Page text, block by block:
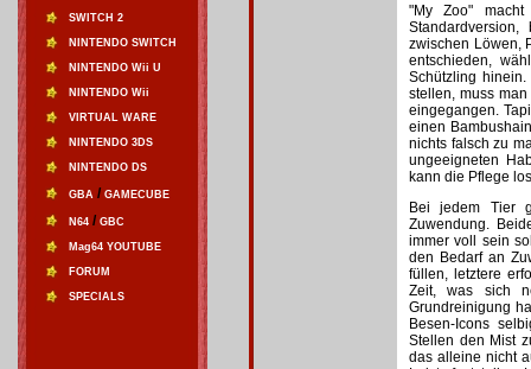
SWITCH 2
NINTENDO SWITCH
NINTENDO Wii U
NINTENDO Wii
VIRTUAL WARE
NINTENDO 3DS
NINTENDO DS
GBA / GAMECUBE
N64 / GBC
Mag64 YOUTUBE
FORUM
SPECIALS
"My Zoo"
zwischen Löwen,
entschieden,
Schützling
stellen, muss
eingegangen.
einen
nichts falsch zu
ungeeigneten
kann die Pflege
Bei jedem Tier
Zuwendung.
immer voll sein
den Bedarf an
füllen, letztere
Zeit, was sich
Grundreinigung
Besen-Icons
Stellen den Mist
das alleine nicht